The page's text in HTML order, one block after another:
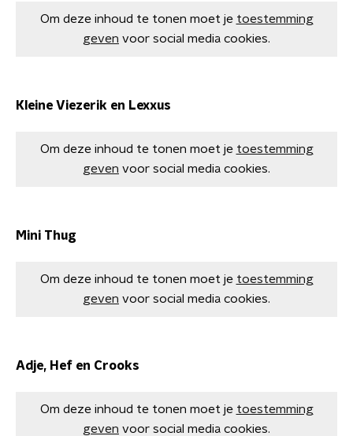
Om deze inhoud te tonen moet je toestemming
geven voor social media cookies.
Kleine Viezerik en Lexxus
Om deze inhoud te tonen moet je toestemming
geven voor social media cookies.
Mini Thug
Om deze inhoud te tonen moet je toestemming
geven voor social media cookies.
Adje, Hef en Crooks
Om deze inhoud te tonen moet je toestemming
geven voor social media cookies.